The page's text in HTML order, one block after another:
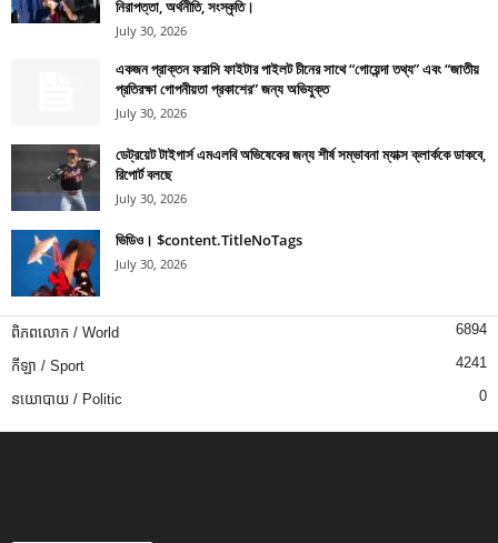
নিরাপত্তা, অর্থনীতি, সংস্কৃতি।
July 30, 2026
একজন প্রাক্তন ফরাসি ফাইটার পাইলট চীনের সাথে “গোয়েন্দা তথ্য” এবং “জাতীয়
প্রতিরক্ষা গোপনীয়তা প্রকাশের” জন্য অভিযুক্ত
July 30, 2026
ডেট্রয়েট টাইগার্স এমএলবি অভিষেকের জন্য শীর্ষ সম্ভাবনা ম্যাক্স ক্লার্ককে ডাকবে,
রিপোর্ট বলছে
July 30, 2026
ভিডিও। $content.TitleNoTags
July 30, 2026
ពិភពលោក / World 6894
កីឡា / Sport 4241
នយោបាយ / Politic 0